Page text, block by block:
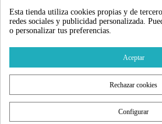
Piscihogar © 2024
Esta tienda utiliza cookies propias y de
redes sociales y publicidad personalizada.
o personalizar tus preferencias.
Aceptar
Rechazar cookies
Configurar